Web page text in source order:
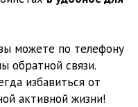
можете по телефону
обратной связи.
избавиться от
активной жизни!